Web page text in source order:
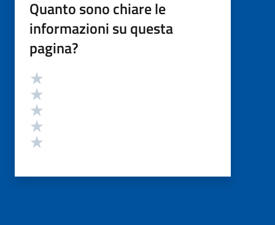
Quanto sono chiare le
informazioni su questa
pagina?
Valutazione